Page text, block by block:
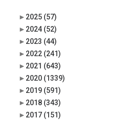
► 2025 (57)
► 2024 (52)
► 2023 (44)
► 2022 (241)
► 2021 (643)
► 2020 (1339)
► 2019 (591)
► 2018 (343)
► 2017 (151)